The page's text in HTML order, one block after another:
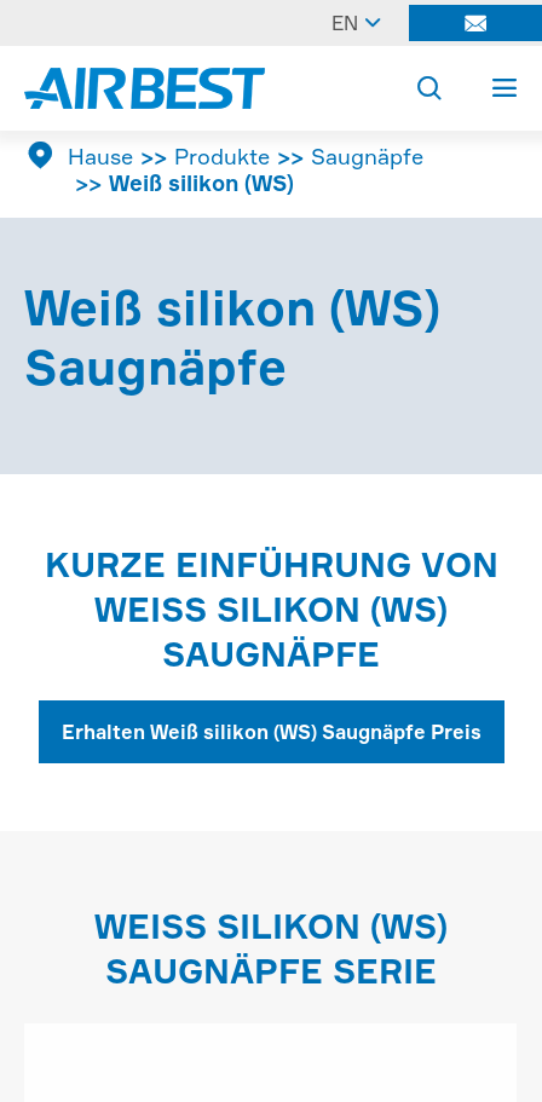
EN  
 
 Hause Produkte
Saugnäpfe
Weiß silikon (WS)
Weiß silikon (WS)
Saugnäpfe
KURZE EINFÜHRUNG VON
WEISS SILIKON (WS) S
AUGNÄPFE
Erhalten Weiß silikon (WS) Saugnäpfe Preis
WEISS SILIKON (WS) S
AUGNÄPFE SERIE